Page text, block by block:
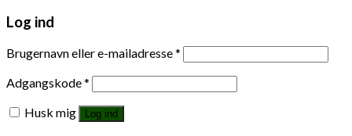
Log ind
Brugernavn eller e-mailadresse*
Adgangskode*
Husk mig
Log ind